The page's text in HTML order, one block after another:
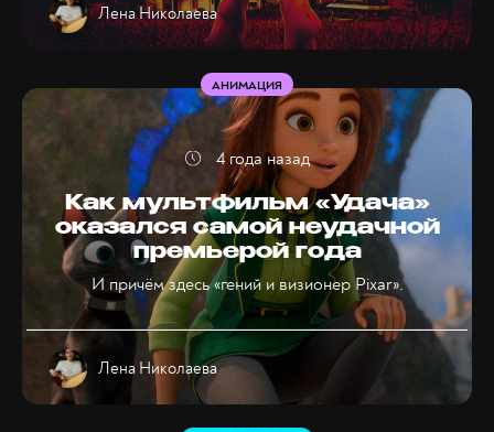
Лена Николаева
Как мультфильм «Удача»
оказался самой неудачной
премьерой года
И причём здесь «гений и визионер Pixar».
АНИМАЦИЯ
Лена Николаева
4 года назад